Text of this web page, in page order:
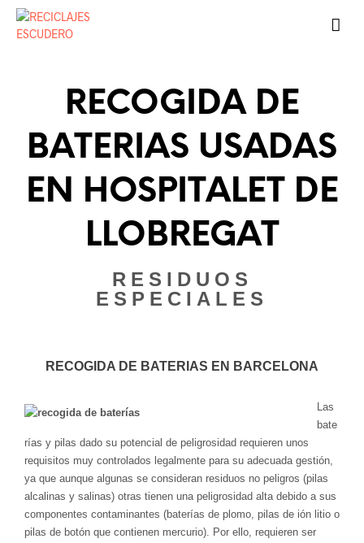
RECOGIDA DE
BATERIAS USADAS
EN HOSPITALET DE
LLOBREGAT
RESIDUOS
ESPECIALES
RECOGIDA DE BATERIAS EN BARCELONA
Las
bate
rías y pilas dado su potencial de peligrosidad requieren unos
requisitos muy controlados legalmente para su adecuada gestión,
ya que aunque algunas se consideran residuos no peligros (pilas
alcalinas y salinas) otras tienen una peligrosidad alta debido a sus
componentes contaminantes (baterías de plomo, pilas de ión litio o
pilas de botón que contienen mercurio). Por ello, requieren ser